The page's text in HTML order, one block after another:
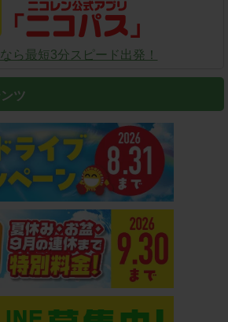
ら最短3分スピード出発！
ツ